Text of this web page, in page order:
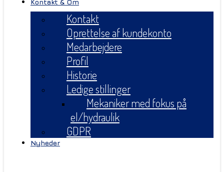
Kontakt & Om
Kontakt
Oprettelse af kundekonto
Medarbejdere
Profil
Historie
Ledige stillinger
Mekaniker med fokus på
el/hydraulik
GDPR
Nyheder